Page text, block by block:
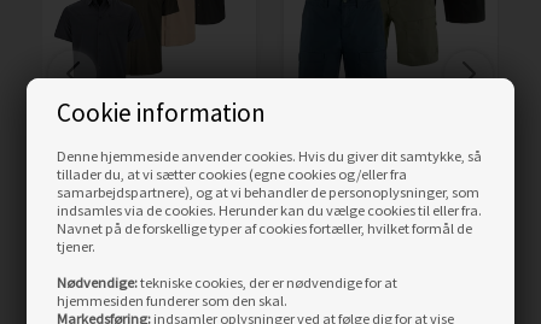
Cookie information
Denne hjemmeside anvender cookies. Hvis du giver dit samtykke, så
tillader du, at vi sætter cookies (egne cookies og/eller fra
samarbejdspartnere), og at vi behandler de personoplysninger, som
indsamles via de cookies. Herunder kan du vælge cookies til eller fra.
Navnet på de forskellige typer af cookies fortæller, hvilket formål de
tjener.
Nødvendige:tekniske cookies, der er nødvendige for at
hjemmesiden funderer som den skal.
Markedsføring: indsamler oplysninger ved at følge dig for at vise
Functional Shirt Men
Vejl. pris399,00
275,00 DKK
Shorts Men
Vejl. pris1.199,00
821,00 DKK